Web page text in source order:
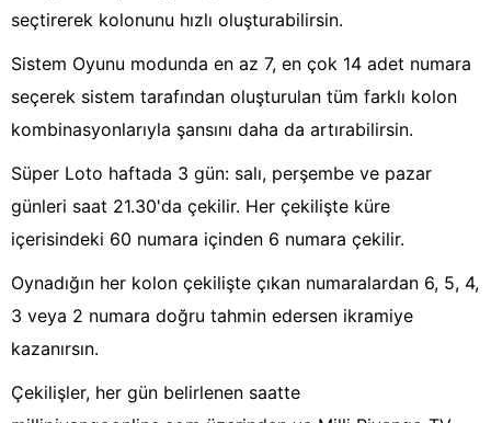
seçtirerek kolonunu hızlı oluşturabilirsin.
Sistem Oyunu modunda en az 7, en çok 14 adet numara
seçerek sistem tarafından oluşturulan tüm farklı kolon
kombinasyonlarıyla şansını daha da artırabilirsin.
Süper Loto haftada 3 gün: salı, perşembe ve pazar
günleri saat 21.30'da çekilir. Her çekilişte küre
içerisindeki 60 numara içinden 6 numara çekilir.
Oynadığın her kolon çekilişte çıkan numaralardan 6, 5, 4,
3 veya 2 numara doğru tahmin edersen ikramiye
kazanırsın.
Çekilişler, her gün belirlenen saatte